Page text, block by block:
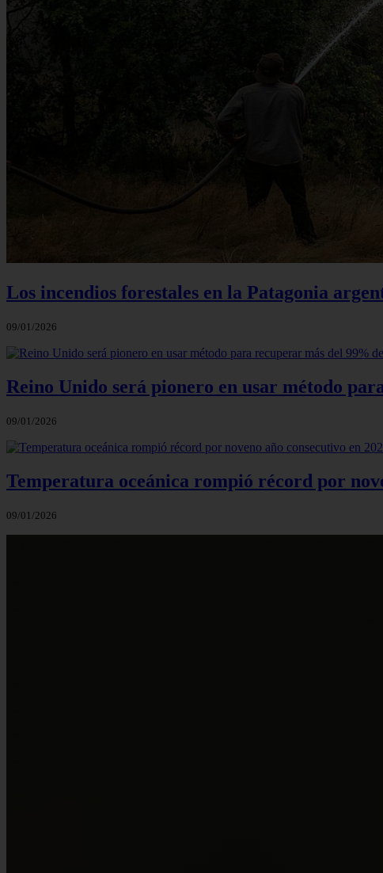
Los incendios forestales en la Patagonia
09/01/2026
Reino Unido será pionero en usar método
09/01/2026
Temperatura oceánica rompió récord por
09/01/2026